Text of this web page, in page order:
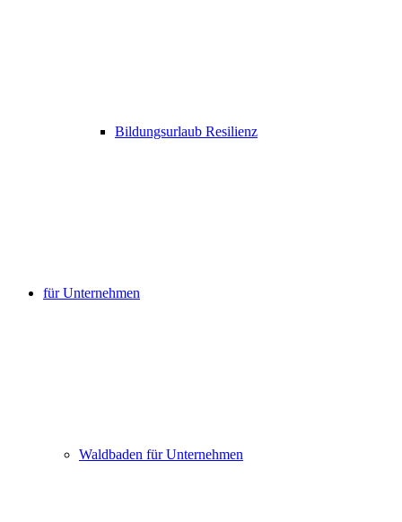
Bildungsurlaub Resilienz
für Unternehmen
Waldbaden für Unternehmen